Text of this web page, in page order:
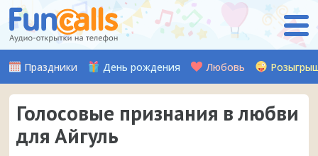
Праздники День рождения Любовь
Голосовые признания в любви
для Айгуль